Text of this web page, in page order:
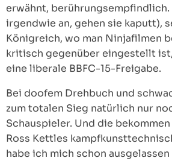
erwähnt, berührungsempfindlich.
irgendwie an, gehen sie kaputt),
Königreich, wo man Ninjafilmen
kritisch gegenüber eingestellt
eine liberale BBFC-15-Freigabe.
Bei doofem Drehbuch und
zum totalen Sieg natürlich nur
Schauspieler. Und die
Ross Kettles
habe ich mich schon ausgelassen